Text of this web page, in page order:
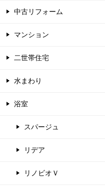
中古リフォーム
マンション
二世帯住宅
水まわり
浴室
スパージュ
リデア
リノビオＶ